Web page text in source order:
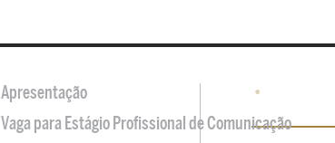
•
Apresentação
Vaga para Estágio Profissional de Comunicação